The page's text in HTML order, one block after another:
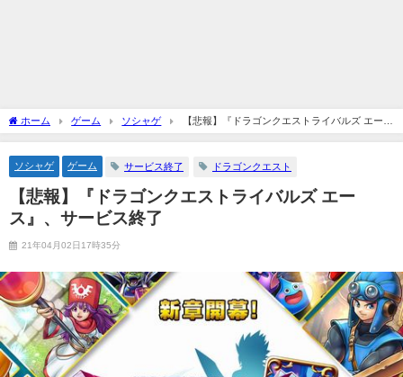
ホーム ゲーム ソシャゲ
【悲報】『ドラゴンクエストライバルズ エー
ス』、サービス終了
ソシャゲ ゲーム サービス終了 ドラゴンクエスト
【悲報】『ドラゴンクエストライバルズ エー
ス』、サービス終了
21年04月02日17時35分